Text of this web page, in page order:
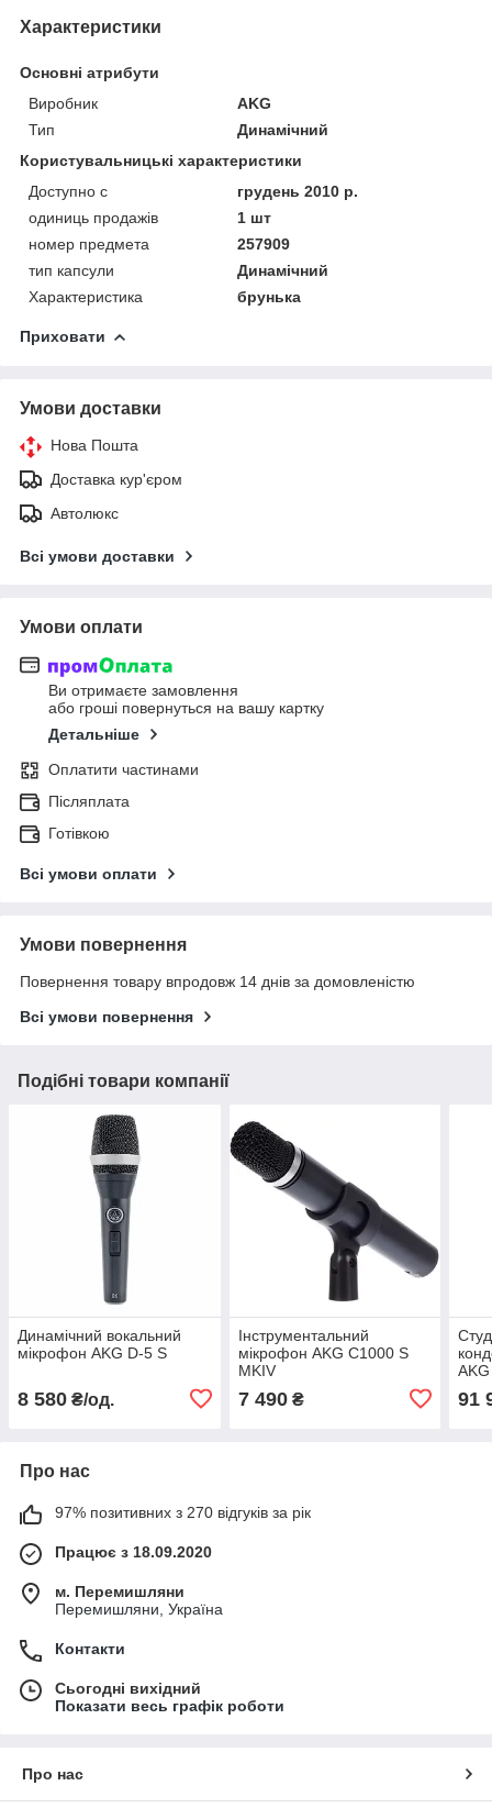
Характеристики
Основні атрибути
Виробник
AKG
Тип
Динамічний
Користувальницькі характеристики
Доступно с
грудень 2010 р.
одиниць продажів
1 шт
номер предмета
257909
тип капсули
Динамічний
Характеристика
брунька
Приховати
Умови доставки
Нова Пошта
Доставка кур'єром
Автолюкс
Всі умови доставки
Умови оплати
Ви отримаєте замовлення
або гроші повернуться на вашу картку
Детальніше
Оплатити частинами
Післяплата
Готівкою
Всі умови оплати
Умови повернення
Повернення товару впродовж 14 днів за домовленістю
Всі умови повернення
Подібні товари компанії
Динамічний вокальний
мікрофон AKG D-5 S
8 580 ₴/од.
Інструментальний
мікрофон AKG C1000 S
MKIV
7 490₴ 91
Про нас
97% позитивних з 270 відгуків за рік
Працює з 18.09.2020
м. Перемишляни
Перемишляни, Україна
Контакти
Сьогодні вихідний
Показати весь графік роботи
Про нас